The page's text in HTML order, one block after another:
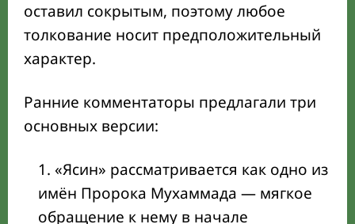
оставил сокрытым, поэтому любое
толкование носит предположительный
характер.
Ранние комментаторы предлагали три
основных версии:
«Ясин» рассматривается как одно из
имён Пророка Мухаммада — мягкое
обращение к нему в начале